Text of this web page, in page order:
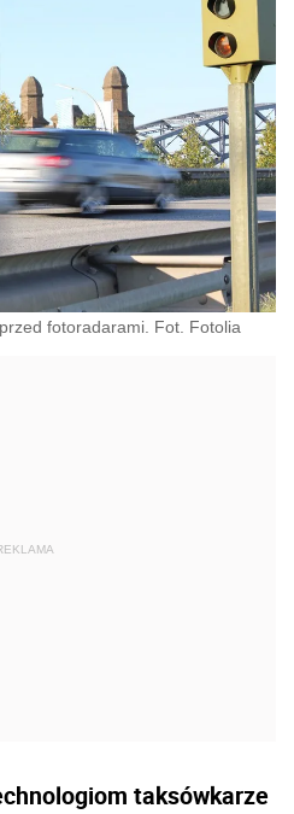
fotoradarami. Fot. Fotolia
taksówkarze